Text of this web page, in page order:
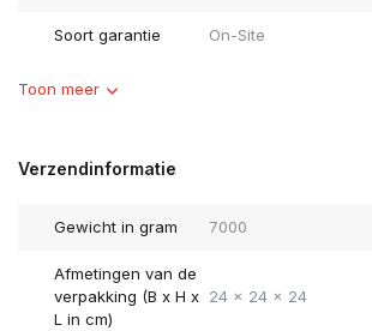
Soort garantie On-Site
Toon meer
Verzendinformatie
Gewicht in gram 7000
Afmetingen van de
verpakking (B x H x
L in cm)
24 x 24 x 24